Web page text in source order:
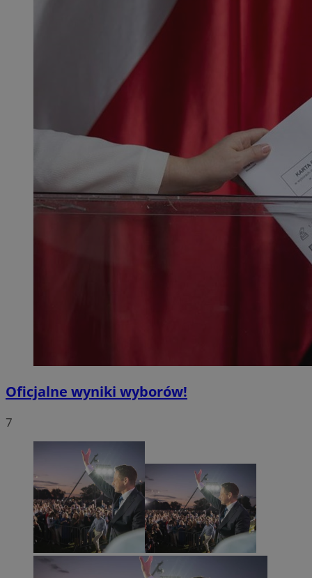
Oficjalne wyniki wyborów!
7